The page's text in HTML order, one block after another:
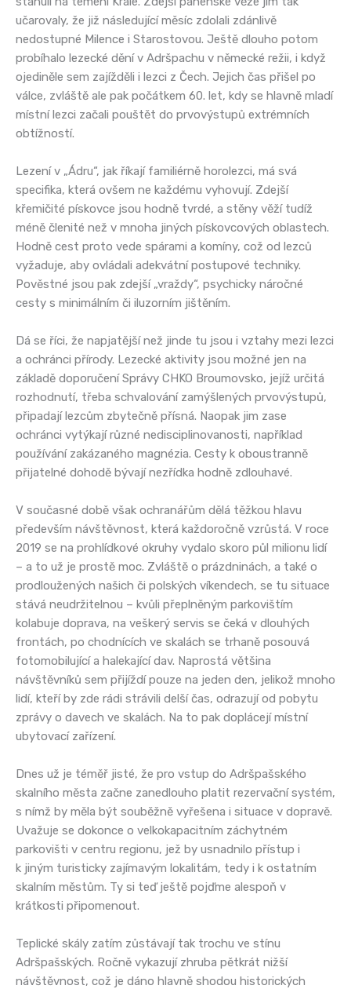
učarovaly, že již následující měsíc zdolali zdánlivě
nedostupné Milence i Starostovou. Ještě dlouho potom
probíhalo lezecké dění v Adršpachu v německé režii, i když
ojediněle sem zajížděli i lezci z Čech. Jejich čas přišel po
válce, zvláště ale pak počátkem 60. let, kdy se hlavně mladí
místní lezci začali pouštět do prvovýstupů extrémních
obtížností.
Lezení v „Ádru“, jak říkají familiérně horolezci, má svá
specifika, která ovšem ne každému vyhovují. Zdejší
křemičité pískovce jsou hodně tvrdé, a stěny věží tudíž
méně členité než v mnoha jiných pískovcových oblastech.
Hodně cest proto vede spárami a komíny, což od lezců
vyžaduje, aby ovládali adekvátní postupové techniky.
Pověstné jsou pak zdejší „vraždy“, psychicky náročné
cesty s minimálním či iluzorním jištěním.
Dá se říci, že napjatější než jinde tu jsou i vztahy mezi lezci
a ochránci přírody. Lezecké aktivity jsou možné jen na
základě doporučení Správy CHKO Broumovsko, jejíž určitá
rozhodnutí, třeba schvalování zamýšlených prvovýstupů,
připadají lezcům zbytečně přísná. Naopak jim zase
ochránci vytýkají různé nedisciplinovanosti, například
používání zakázaného magnézia. Cesty k oboustranně
přijatelné dohodě bývají nezřídka hodně zdlouhavé.
V současné době však ochranářům dělá těžkou hlavu
především návštěvnost, která každoročně vzrůstá. V roce
2019 se na prohlídkové okruhy vydalo skoro půl milionu lidí
– a to už je prostě moc. Zvláště o prázdninách, a také o
prodloužených našich či polských víkendech, se tu situace
stává neudržitelnou – kvůli přeplněným parkovištím
kolabuje doprava, na veškerý servis se čeká v dlouhých
frontách, po chodnících ve skalách se trhaně posouvá
fotomobilující a halekající dav. Naprostá většina
návštěvníků sem přijíždí pouze na jeden den, jelikož mnoho
lidí, kteří by zde rádi strávili delší čas, odrazují od pobytu
zprávy o davech ve skalách. Na to pak doplácejí místní
ubytovací zařízení.
Dnes už je téměř jisté, že pro vstup do Adršpašského
skalního města začne zanedlouho platit rezervační systém,
s nímž by měla být souběžně vyřešena i situace v dopravě.
Uvažuje se dokonce o velkokapacitním záchytném
parkovišti v centru regionu, jež by usnadnilo přístup i
k jiným turisticky zajímavým lokalitám, tedy i k ostatním
skalním městům. Ty si teď ještě pojďme alespoň v
krátkosti připomenout.
Teplické skály zatím zůstávají tak trochu ve stínu
Adršpašských. Ročně vykazují zhruba pětkrát nižší
návštěvnost, což je dáno hlavně shodou historických